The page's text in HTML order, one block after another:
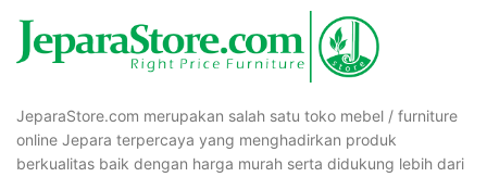
JeparaStore.com merupakan salah satu toko mebel / furniture
online Jepara terpercaya yang menghadirkan produk
berkualitas baik dengan harga murah serta didukung lebih dari